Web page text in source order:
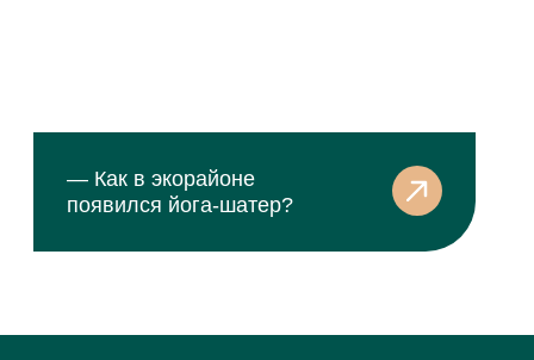
вопреки всему, а было заботливо выращено